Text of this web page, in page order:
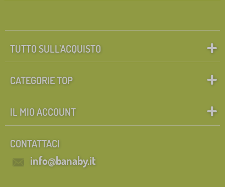
TUTTO SULL’ACQUISTO
CATEGORIE TOP
IL MIO ACCOUNT
CONTATTACI
info@banaby.it